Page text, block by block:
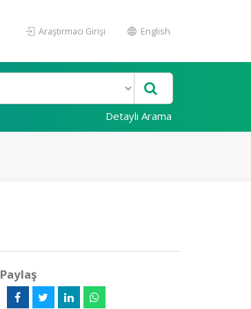
Araştırmacı Girişi English
Detaylı Arama
Paylaş